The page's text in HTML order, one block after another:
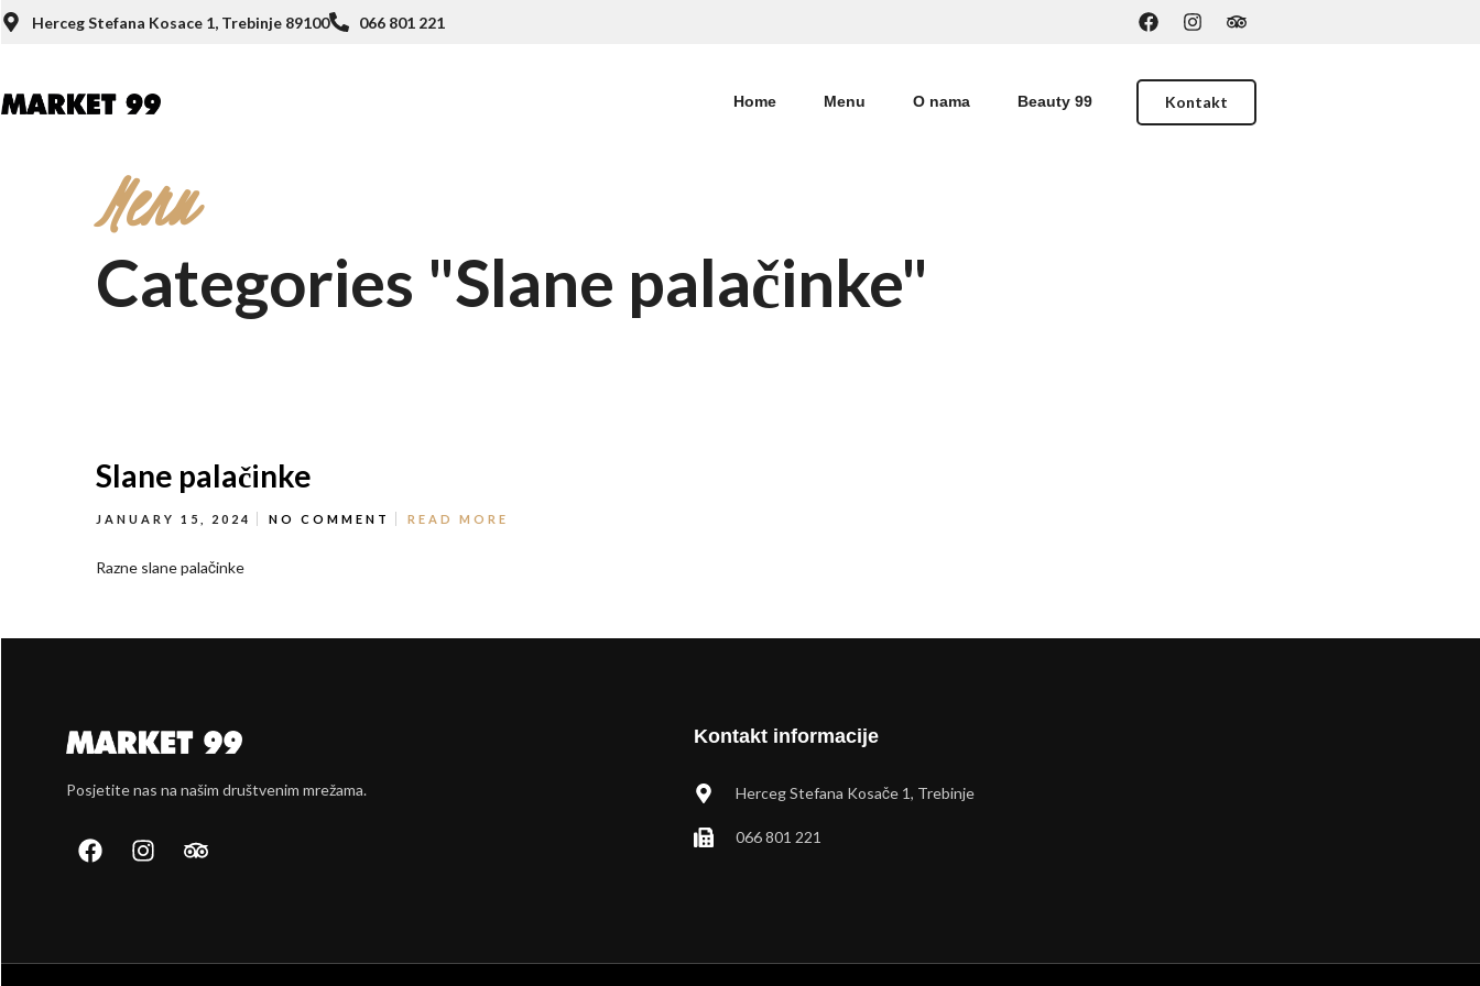
Herceg Stefana Kosace 1, Trebinje 89100 066 801 221
Home Menu O nama Beauty 99 Kontakt
Menu
Categories "Slane palačinke"
Slane palačinke
JANUARY 15, 2024 NO COMMENT READ MORE
Razne slane palačinke
Posjetite nas na našim društvenim mrežama.
Kontakt informacije
Herceg Stefana Kosače 1, Trebinje
066 801 221